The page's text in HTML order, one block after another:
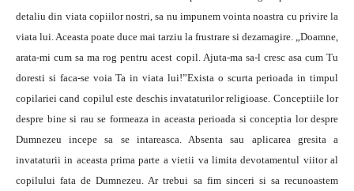
detaliu din viata copiilor nostri, sa nu impunem vointa noastra cu privire la
viata lui. Aceasta poate duce mai tarziu la frustrare si dezamagire. „Doamne,
arata-mi cum sa ma rog pentru acest copil. Ajuta-ma sa-l cresc asa cum Tu
doresti si faca-se voia Ta in viata lui!”Exista o scurta perioada in timpul
copilariei cand copilul este deschis invataturilor religioase. Conceptiile lor
despre bine si rau se formeaza in aceasta perioada si conceptia lor despre
Dumnezeu incepe sa se intareasca. Absenta sau aplicarea gresita a
invataturii in aceasta prima parte a vietii va limita devotamentul viitor al
copilului fata de Dumnezeu. Ar trebui sa fim sinceri si sa recunoastem